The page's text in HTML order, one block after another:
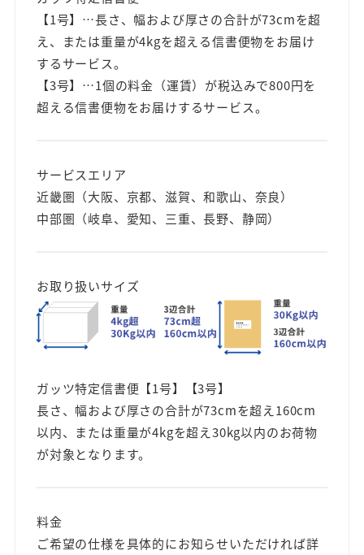
【1号】…長さ、幅および厚さの合計が73cmを超
え、または重量が4kgを超える信書便物をお届け
するサービス。
【3号】…1個の料金（運賃）が税込みで800円を
超える信書便物をお届けするサービス。
サービスエリア
近畿圏（大阪、京都、滋賀、和歌山、奈良）
中部圏（岐阜、愛知、三重、長野、静岡）
お取り扱いサイズ
ガッツ特定信書便【1号】【3号】
長さ、幅および厚さの合計が73cmを超え160cm
以内、または重量が4kgを超え30kg以内のお荷物
が対象となります。
料金
ご希望の仕様を具体的にお知らせいただければ詳